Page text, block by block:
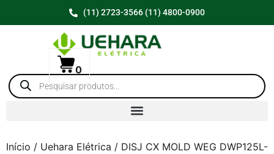
(11) 2723-3566 (11) 4800-0900
0
Início / Uehara Elétrica / DISJ CX MOLD WEG DWP125L-